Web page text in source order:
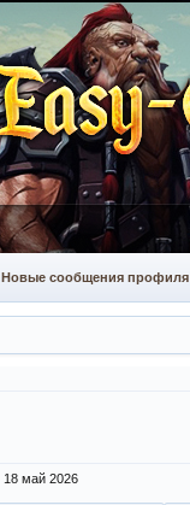
18 май 2026
Новые сообщения профиля